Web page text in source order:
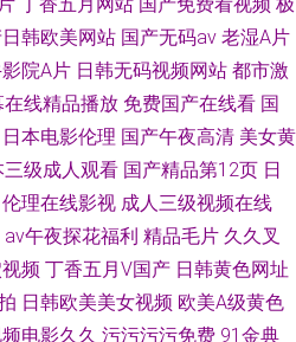
韩欧美网站 国产无码av 老湿A片
院A片 日韩无码视频网站 都市激
在线精品播放 免费国产在线看 国
日本电影伦理 国产午夜高清 美女黄
三级成人观看 国产精品第12页 日
伦理在线影视 成人三级视频在线
av午夜探花福利 精品毛片 久久叉
频 丁香五月V国产 日韩黄色网址
日韩欧美美女视频 欧美A级黄色
电影久久 污污污污免费 91金典